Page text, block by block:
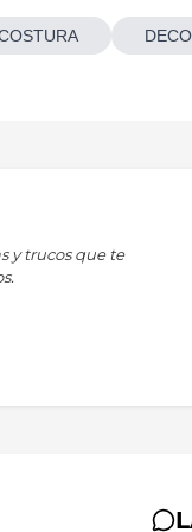
y trucos que te